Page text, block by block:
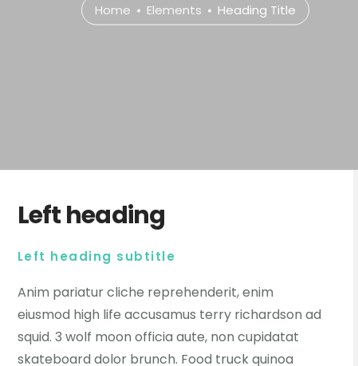
Home Elements Heading Title
Left heading
Left heading subtitle
Anim pariatur cliche reprehenderit, enim
eiusmod high life accusamus terry richardson ad
squid. 3 wolf moon officia aute, non cupidatat
skateboard dolor brunch. Food truck quinoa